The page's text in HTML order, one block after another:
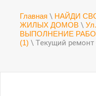
Главная \ НАЙДИ
ЖИЛЫХ ДОМОВ \
ВЫПОЛНЕНИЕ
(1) \ Текущий ремонт